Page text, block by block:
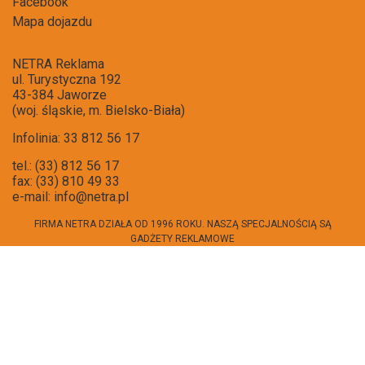
Mapa dojazdu
NETRA Reklama
ul. Turystyczna 192
43-384 Jaworze
(woj. śląskie, m. Bielsko-Biała)
Infolinia: 33 812 56 17
tel.: (33) 812 56 17
fax: (33) 810 49 33
e-mail: info@netra.pl
FIRMA NETRA DZIAŁA OD 1996 ROKU. NASZĄ SPECJALNOŚCIĄ SĄ
GADŻETY REKLAMOWE